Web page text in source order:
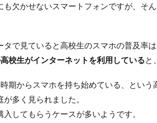
も欠かせないスマートフォンですが、そ
タで見ていると高校生のスマホの普及率は
校生がインターネットを利用していると
期からスマホを持ち始めている、とい
が多く見られました。
入してもらうケースが多いようです。